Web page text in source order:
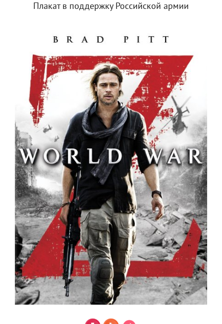
Плакат в поддержку Российской армии